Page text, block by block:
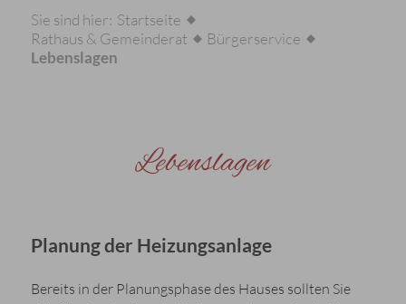
Sie sind hier: Startseite
Rathaus & Gemeinderat
Bürgerservice
Lebenslagen
Lebenslagen
Planung der Heizungsanlage
Bereits in der Planungsphase des Hauses sollten Sie